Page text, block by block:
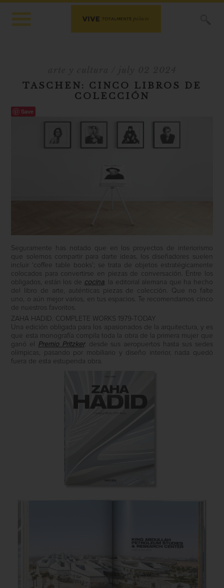
TASCHEN: CINCO LIBROS DE
COLECCIÓN
Save
Seguramente has notado que en los proyectos de interiorismo
que solemos compartir para darte ideas, los diseñadores suelen
incluir ‘coffee table books’; se trata de objetos estratégicamente
colocados para convertirse en piezas de conversación. Entre los
obligados, están los de cocina, la editorial alemana que ha hecho
del libro de arte, auténticas piezas de colección. Que no falte
uno, o aún mejor varios, en tus espacios. Te recomendamos cinco
de nuestros favoritos.
ZAHA HADID. COMPLETE WORKS 1979-TODAY
Una edición obligada para los apasionados de la arquitectura, y es
que esta monografía compila toda la obra de la primera mujer que
ganó el Premio Pritzker: desde sus aeropuertos hasta sus sedes
olímpicas, pasando por mobiliario y diseño interior, nada quedó
fuera de esta estupenda obra.